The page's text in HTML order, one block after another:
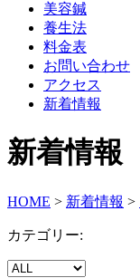
美容鍼
養生法
料金表
お問い合わせ
アクセス
新着情報
新着情報
HOME > 新着情報 >
カテゴリー: